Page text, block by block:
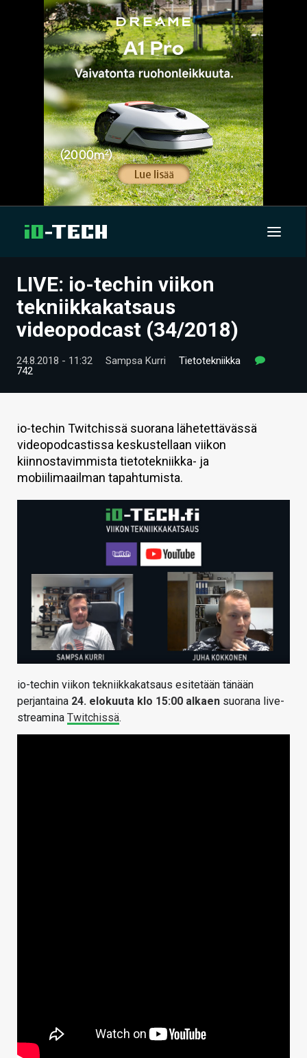
UUTISET
ARTIKKELIT
VIDEOT
HINTA.FI
KAUPPA
VAIHDA TEEMA
LIVE: io-techin viikon
tekniikkakatsaus
videopodcast (34/2018)
24.8.2018 - 11:32 Sampsa Kurri
Tietotekniikka
742
io-techin Twitchissä suorana lähetettävässä
videopodcastissa keskustellaan viikon
kiinnostavimmista tietotekniikka- ja
mobiilimaailman tapahtumista.
io-techin viikon tekniikkakatsaus esitetään tänään
perjantaina 24. elokuuta klo 15:00 alkaen suorana live-
streamina Twitchissä.